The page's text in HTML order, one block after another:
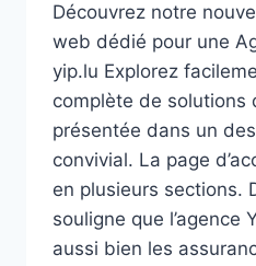
Découvrez notre
web dédié pour une
yip.lu Explorez
complète de solutions
présentée dans un
convivial. La page
en plusieurs sections.
souligne que l’agence
aussi bien les